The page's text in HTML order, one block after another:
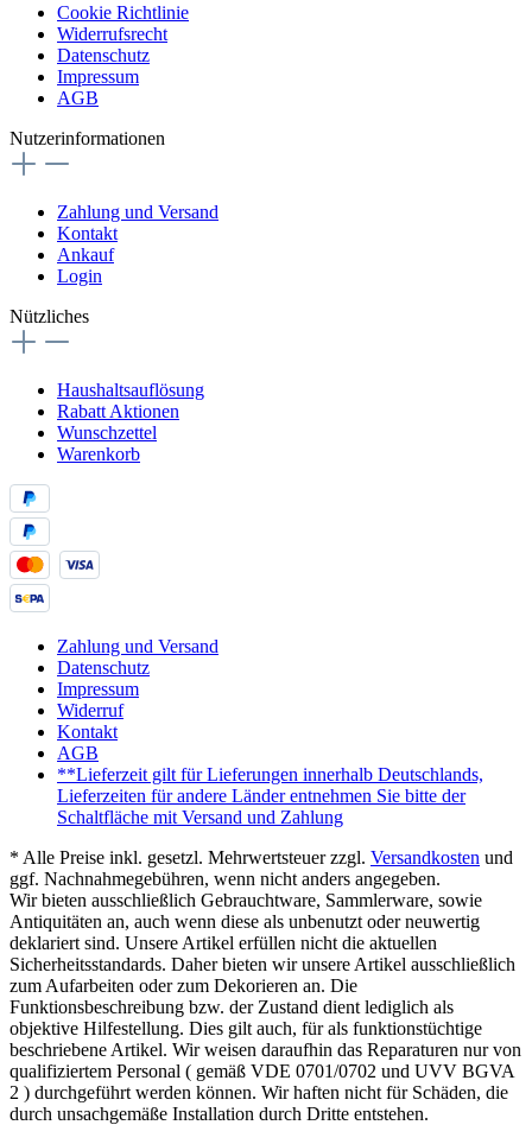
Cookie Richtlinie
Widerrufsrecht
Datenschutz
Impressum
AGB
Nutzerinformationen
Zahlung und Versand
Kontakt
Ankauf
Login
Nützliches
Haushaltsauflösung
Rabatt Aktionen
Wunschzettel
Warenkorb
Zahlung und Versand
Datenschutz
Impressum
Widerruf
Kontakt
AGB
**Lieferzeit gilt für Lieferungen innerhalb Deutschlands,
Lieferzeiten für andere Länder entnehmen Sie bitte der
Schaltfläche mit Versand und Zahlung
* Alle Preise inkl. gesetzl. Mehrwertsteuer zzgl. Versandkosten und
ggf. Nachnahmegebühren, wenn nicht anders angegeben.
Wir bieten ausschließlich Gebrauchtware, Sammlerware, sowie
Antiquitäten an, auch wenn diese als unbenutzt oder neuwertig
deklariert sind. Unsere Artikel erfüllen nicht die aktuellen
Sicherheitsstandards. Daher bieten wir unsere Artikel ausschließlich
zum Aufarbeiten oder zum Dekorieren an. Die
Funktionsbeschreibung bzw. der Zustand dient lediglich als
objektive Hilfestellung. Dies gilt auch, für als funktionstüchtige
beschriebene Artikel. Wir weisen daraufhin das Reparaturen nur von
qualifiziertem Personal ( gemäß VDE 0701/0702 und UVV BGVA
2 ) durchgeführt werden können. Wir haften nicht für Schäden, die
durch unsachgemäße Installation durch Dritte entstehen.